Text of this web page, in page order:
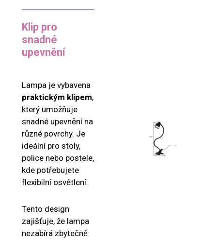
Klip pro
snadné
upevnění
Lampa je vybavena
praktickým klipem,
který umožňuje
snadné upevnění na
různé povrchy. Je
ideální pro stoly,
police nebo postele,
kde potřebujete
flexibilní osvětlení.
Tento design
zajišťuje, že lampa
nezabírá zbytečně